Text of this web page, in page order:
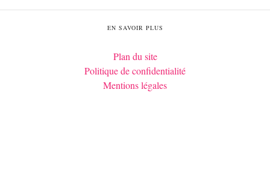
EN SAVOIR PLUS
Plan du site
Politique de confidentialité
Mentions légales